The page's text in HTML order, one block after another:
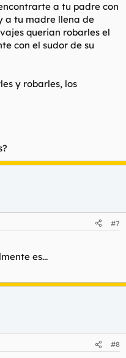
a tu padre con
a tu madre llena de
querian robarles el
con el sudor de su
y robarles, los
#7
es...
#8